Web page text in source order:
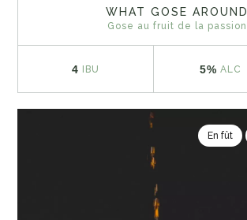
WHAT GOSE AROUND
Gose au fruit de la passion
4 IBU 5% ALC
En fût